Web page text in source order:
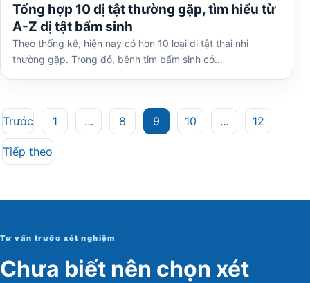
Tổng hợp 10 dị tật thường gặp, tìm hiểu từ
A-Z dị tật bẩm sinh
Theo thống kê, hiện nay có hơn 10 loại dị tật thai nhi
thường gặp. Trong đó, bệnh tim bẩm sinh có…
Phân
trang
viết
Trước 1 … 8 9 10 … 12
Tiếp theo
Tư vấn trước xét nghiệm
Chưa biết nên chọn xét